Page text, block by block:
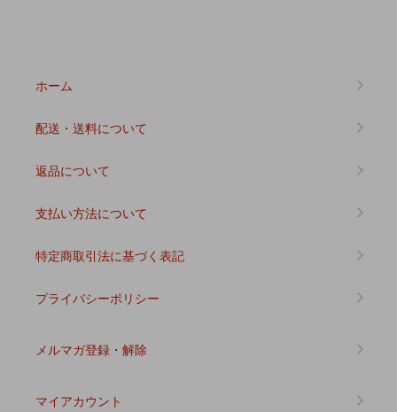
ホーム
配送・送料について
返品について
支払い方法について
特定商取引法に基づく表記
プライバシーポリシー
メルマガ登録・解除
マイアカウント